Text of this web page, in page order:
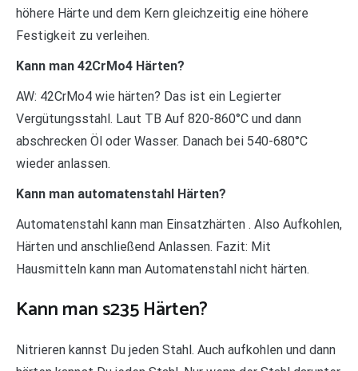
höhere Härte und dem Kern gleichzeitig eine höhere
Festigkeit zu verleihen.
Kann man 42CrMo4 Härten?
AW: 42CrMo4 wie härten? Das ist ein Legierter
Vergütungsstahl. Laut TB Auf 820-860°C und dann
abschrecken Öl oder Wasser. Danach bei 540-680°C
wieder anlassen.
Kann man automatenstahl Härten?
Automatenstahl kann man Einsatzhärten . Also Aufkohlen,
Härten und anschließend Anlassen. Fazit: Mit
Hausmitteln kann man Automatenstahl nicht härten.
Kann man s235 Härten?
Nitrieren kannst Du jeden Stahl. Auch aufkohlen und dann